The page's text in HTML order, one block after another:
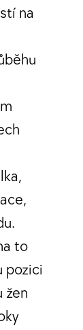
na
to
pozici
žen